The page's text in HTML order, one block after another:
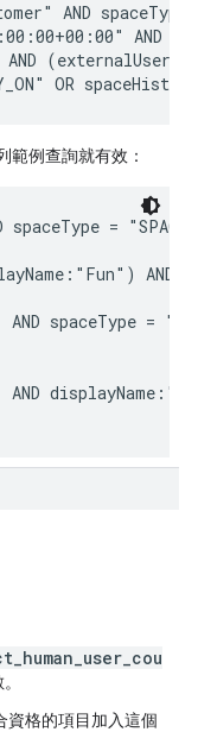
AND spaceType
AND
範例查詢就有效：
= "SPACE"
AND
spaceType =
資格的項目加入這個